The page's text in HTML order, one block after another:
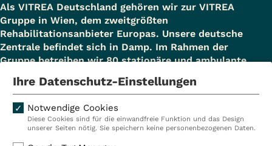
Als VITREA Deutschland gehören wir zur VITREA
Gruppe in Wien, dem zweitgrößten
Rehabilitationsanbieter Europas. Unsere deutsche
Zentrale befindet sich in Damp. Im Rahmen der
Gruppe betreiben wir 80 stationäre und ambulante
Schweiz und beschäftigen rund 14.000
Mitarbeiterinnen und Mitarbeiter. In Deutschland
betreiben wir 29 Rehakliniken, zwei Akutkliniken, acht
ambulante Rehazentren, zwei Medizinische
Versorgungszentren (MVZ), neun Pflegeeinrichtungen
Ihre Datenschutz-Einstellungen
Notwendige Cookies
Diese Cookies sind für die einwandfreie Funktion und das Design
unserer Seiten nötig. Sie speichern keine personenbezogenen Daten.